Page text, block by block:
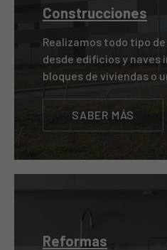
Construcciones
Realizamos todo tipo
desde edificios y naves
bloques de viviendas o
SABER MÁS
Reformas